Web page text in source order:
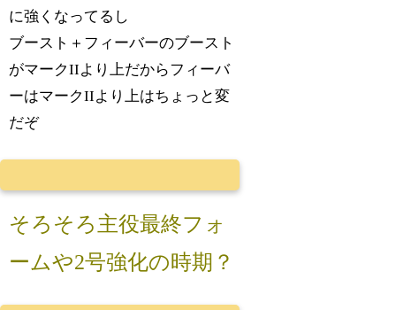
に強くなってるし
ブースト＋フィーバーのブースト
がマークIIより上だからフィーバ
ーはマークIIより上はちょっと変
だぞ
そろそろ主役最終フォ
ームや2号強化の時期？